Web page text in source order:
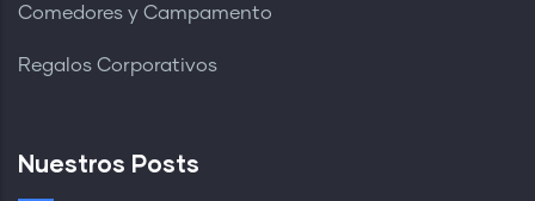
Comedores y Campamento
Regalos Corporativos
Nuestros Posts